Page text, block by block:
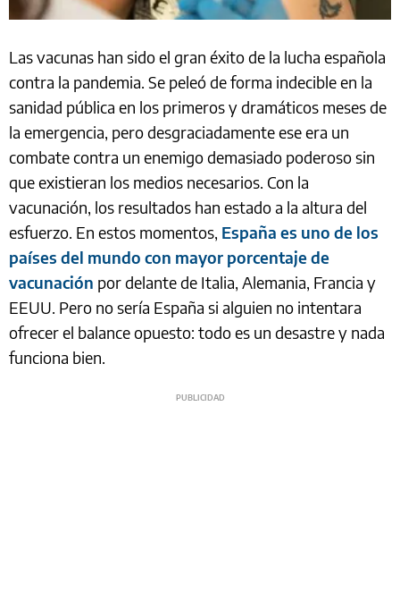
Las vacunas han sido el gran éxito de la lucha española
contra la pandemia. Se peleó de forma indecible en la
sanidad pública en los primeros y dramáticos meses de
la emergencia, pero desgraciadamente ese era un
combate contra un enemigo demasiado poderoso sin
que existieran los medios necesarios. Con la
vacunación, los resultados han estado a la altura del
esfuerzo. En estos momentos, España es uno de los
países del mundo con mayor porcentaje de
vacunación por delante de Italia, Alemania, Francia y
EEUU. Pero no sería España si alguien no intentara
ofrecer el balance opuesto: todo es un desastre y nada
funciona bien.